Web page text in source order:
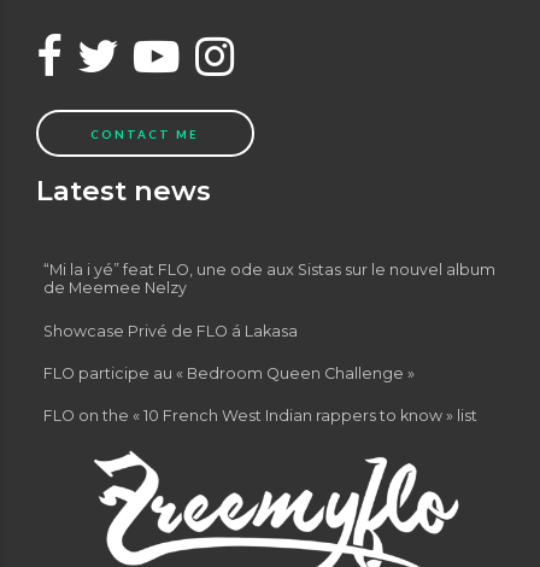
CONTACT ME
Latest news
“Mi la i yé” feat FLO, une ode aux Sistas sur le nouvel album
de Meemee Nelzy
Showcase Privé de FLO á Lakasa
FLO participe au « Bedroom Queen Challenge »
FLO on the « 10 French West Indian rappers to know » list